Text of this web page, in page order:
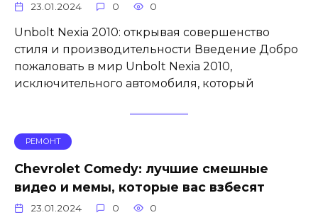
23.01.2024 0 0
Unbolt Nexia 2010: открывая совершенство
стиля и производительности Введение Добро
пожаловать в мир Unbolt Nexia 2010,
исключительного автомобиля, который
РЕМОНТ
Chevrolet Comedy: лучшие смешные
видео и мемы, которые вас взбесят
23.01.2024 0 0